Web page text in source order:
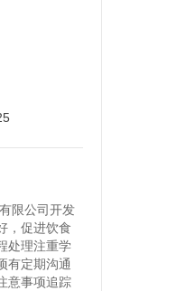
限公司开发
，促进饮食
处理注重学
有定期沟通
意事项追踪